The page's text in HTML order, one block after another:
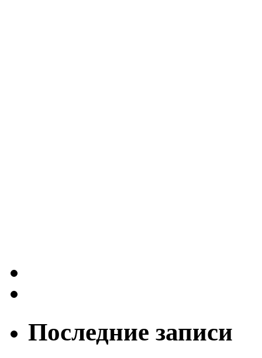
Последние записи